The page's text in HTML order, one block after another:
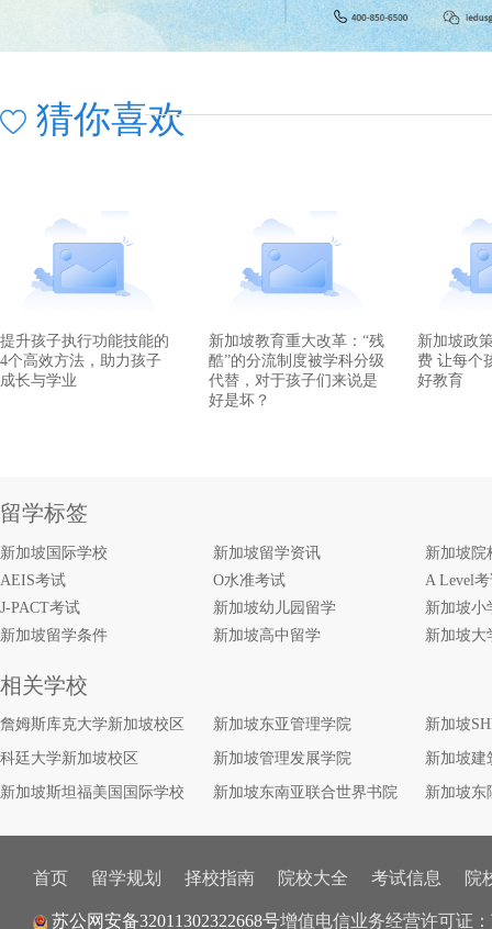
猜你喜欢
提升孩子执行功能技能的
4个高效方法，助力孩子
成长与学业
新加坡教育重大改革：“残
酷”的分流制度被学科分级
代替，对于孩子们来说是
好是坏？
新加坡政
费 让每个
好教育
留学标签
新加坡国际学校 新加坡留学资讯
新加坡院
AEIS考试
O水准考试
A Level
J-PACT考试
新加坡幼儿园留学
新加坡小
新加坡留学条件
新加坡高中留学 新加坡大
相关学校
詹姆斯库克大学新加坡校区 新加坡东亚管理学院 新加坡
科廷大学新加坡校区 新加坡管理发展学院 新加坡建
新加坡斯坦福美国国际学校 新加坡东南亚联合世界书院 新加坡东
首页 留学规划 择校指南 院校大全 考试信息 院
苏公网安备32011302322668号增值电信业务经营许可证：